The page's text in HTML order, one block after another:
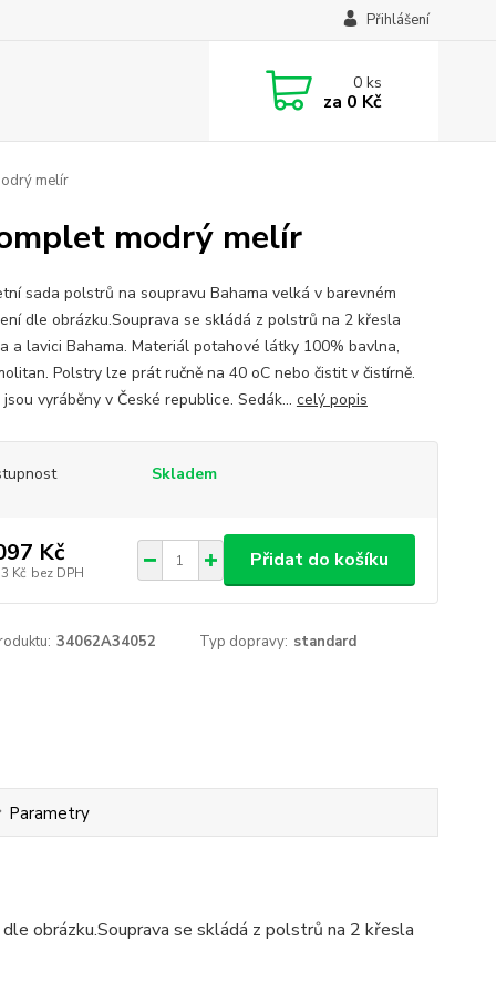
Přihlášení
0ks
za 0 Kč
melír
modrý melír
sada polstrů na soupravu Bahama velká v barevném
dle obrázku.Souprava se skládá z polstrů na 2 křesla
a lavici Bahama. Materiál potahové látky 100% bavlna,
Polstry lze prát ručně na 40 oC nebo čistit v čistírně.
vyráběny v České republice. Sedák... celý popis
Skladem
Kč
Kč bez DPH
Přidat do košíku
34062A34052 Typ dopravy: standard
Parametry
obrázku.Souprava se skládá z polstrů na 2 křesla